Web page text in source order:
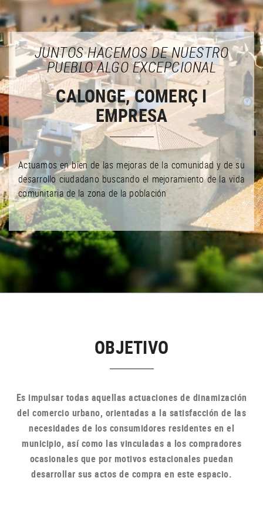
JUNTOS HACEMOS DE NUESTRO
PUEBLO ALGO EXCEPCIONAL
CALONGE, COMERÇ I
EMPRESA
Actuamos en bien de las mejoras de la comunidad y de su
desarrollo ciudadano buscando el mejoramiento de la vida
comunitaria de la zona de la población
OBJETIVO
Es impulsar todas aquellas actuaciones de dinamización
del comercio urbano, orientadas a la satisfacción de las
necesidades de los consumidores residentes en el
municipio, así como las vinculadas a los compradores
ocasionales que por motivos estacionales puedan
desarrollar sus actos de compra en este espacio.